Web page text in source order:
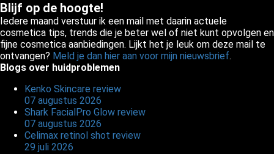
Blijf op de hoogte!
Iedere maand verstuur ik een mail met daarin actuele
cosmetica tips, trends die je beter wel of niet kunt opvolgen en
fijne cosmetica aanbiedingen. Lijkt het je leuk om deze mail te
ontvangen? Meld je dan hier aan voor mijn nieuwsbrief.
Blogs over huidproblemen
Kenko Skincare review
07 augustus 2026
Shark FacialPro Glow review
07 augustus 2026
Celimax retinol shot review
29 juli 2026